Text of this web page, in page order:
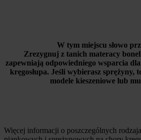
W tym miejscu słowo
Zrezygnuj z tanich materacy
zapewniają odpowiedniego wsparcia
kręgosłupa. Jeśli wybierasz sprężyny,
modele kieszeniowe lub
Więcej informacji o poszczególnych